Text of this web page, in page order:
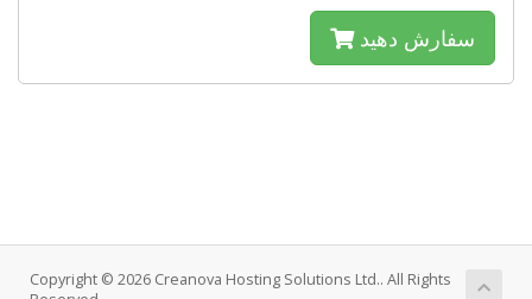
سفارش دهید
Copyright © 2026 Creanova Hosting Solutions Ltd.. All Rights